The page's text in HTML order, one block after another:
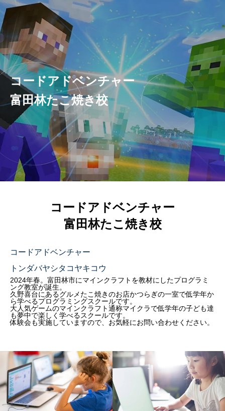
コードアドベンチャー
富田林たこ焼き校
コードアドベンチャー
富田林たこ焼き校
コードアドベンチャー
トンダバヤシタコヤキコウ
2024年春。富田林市にマインクラフトを教材にしたプログラミ
ング教室が誕生。
久野喜台にあるグルメたこ焼きのお店かつらぎの一室で低学年か
ら学べるプログラミングスクールです。
大人気ゲームのマインクラフト通称マイクラで低学年の子ども達
も夢中で楽しく学べるスクールです。
体験会も実施していますので、お気軽にお問い合わせください。